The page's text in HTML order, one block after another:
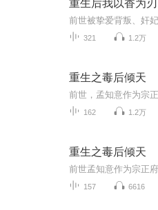
重生后我以香为刃
321 1.2万
重生之毒后倾天
162 1.2万
重生之毒后倾天
157 6616